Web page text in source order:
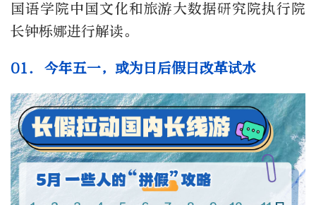
国语学院中国文化和旅游大数据研究院执行院
长钟栎娜进行解读。
01. 今年五一，或为日后假日改革试水